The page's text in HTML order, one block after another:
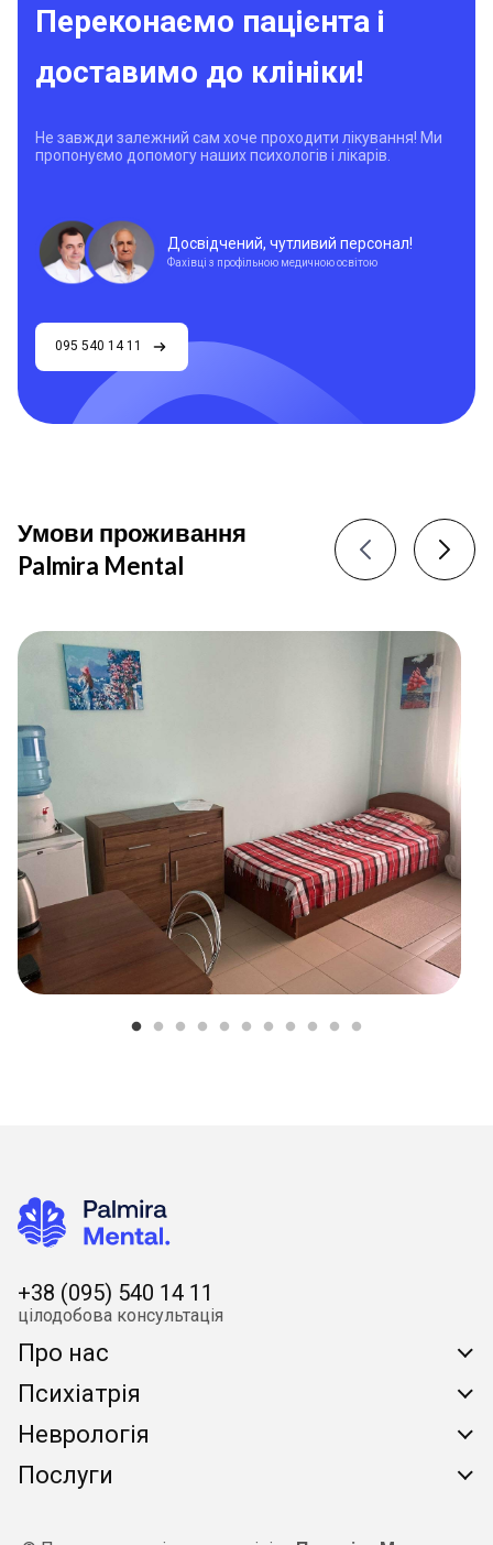
Переконаємо пацієнта і
доставимо до клініки!
Не завжди залежний сам хоче проходити лікування! Ми
пропонуємо допомогу наших психологів і лікарів.
Досвідчений, чутливий персонал!
Фахівці з профільною медичною освітою
095 540 14 11
Умови проживання
Palmira Mental
+38 (095) 540 14 11
цілодобова консультація
Про нас
Питання/Відповідь
Вартість лікування
Наші контакти
Психіатрія
Обсесивно-компульсивний розлад
Неврологія
Послуги
Лабораторна діагностика